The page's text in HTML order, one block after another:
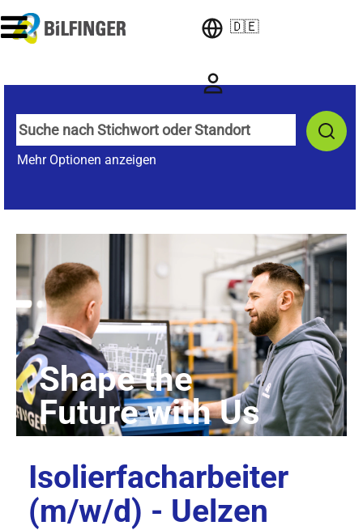
🇩🇪
Mehr Optionen anzeigen
Isolierfacharbeiter
(m/w/d) - Uelzen